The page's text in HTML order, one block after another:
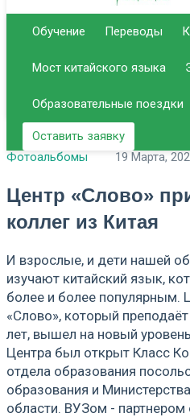
образования
+7 (8452) 51-
+7
Обучение Переводы
Мост китайского языка
Образовательные поездки
Оставить заявку
Фотоальбомы
19 Марта,
Центр «Слово»
коллег из Китая
И взрослые, и дети нашей
изучают китайский язык,
более и более популярным.
«Слово», который
лет, вышел на новый
Центра был открыт Класс
отдела образования
образования и
области. ВУЗом - партнером